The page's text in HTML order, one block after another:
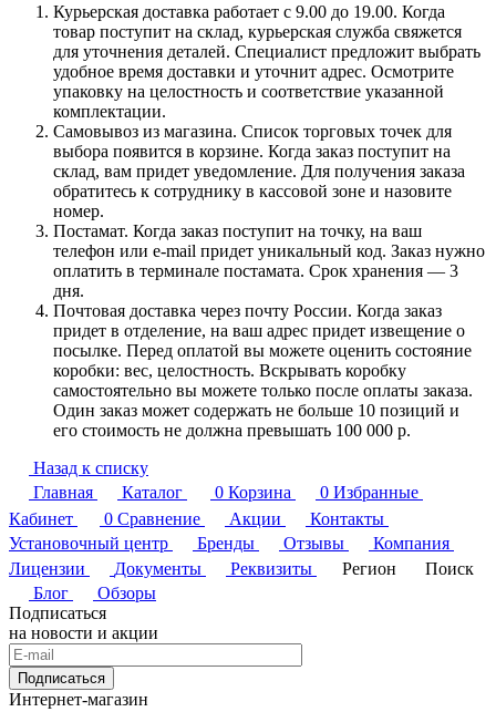
Курьерская доставка работает с 9.00 до 19.00. Когда
товар поступит на склад, курьерская служба свяжется
для уточнения деталей. Специалист предложит выбрать
удобное время доставки и уточнит адрес. Осмотрите
упаковку на целостность и соответствие указанной
комплектации.
Самовывоз из магазина. Список торговых точек для
выбора появится в корзине. Когда заказ поступит на
склад, вам придет уведомление. Для получения заказа
обратитесь к сотруднику в кассовой зоне и назовите
номер.
Постамат. Когда заказ поступит на точку, на ваш
телефон или e-mail придет уникальный код. Заказ нужно
оплатить в терминале постамата. Срок хранения — 3
дня.
Почтовая доставка через почту России. Когда заказ
придет в отделение, на ваш адрес придет извещение о
посылке. Перед оплатой вы можете оценить состояние
коробки: вес, целостность. Вскрывать коробку
самостоятельно вы можете только после оплаты заказа.
Один заказ может содержать не больше 10 позиций и
его стоимость не должна превышать 100 000 р.
Назад к списку
Главная
Каталог 0 Корзина 0 Избранные
Кабинет
0 Сравнение Акции
Контакты
Установочный центр
Бренды Отзывы
Компания
Лицензии
Документы Реквизиты Регион
Поиск
Блог
Обзоры
Подписаться
на новости и акции
Подписаться
Интернет-магазин